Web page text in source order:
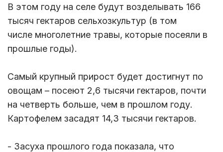
В этом году на селе будут возделывать 166
тысяч гектаров сельхозкультур (в том
числе многолетние травы, которые посеяли в
прошлые годы).
Самый крупный прирост будет достигнут по
овощам – посеют 2,6 тысячи гектаров, почти
на четверть больше, чем в прошлом году.
Картофелем засадят 14,3 тысячи гектаров.
- Засуха прошлого года показала, что